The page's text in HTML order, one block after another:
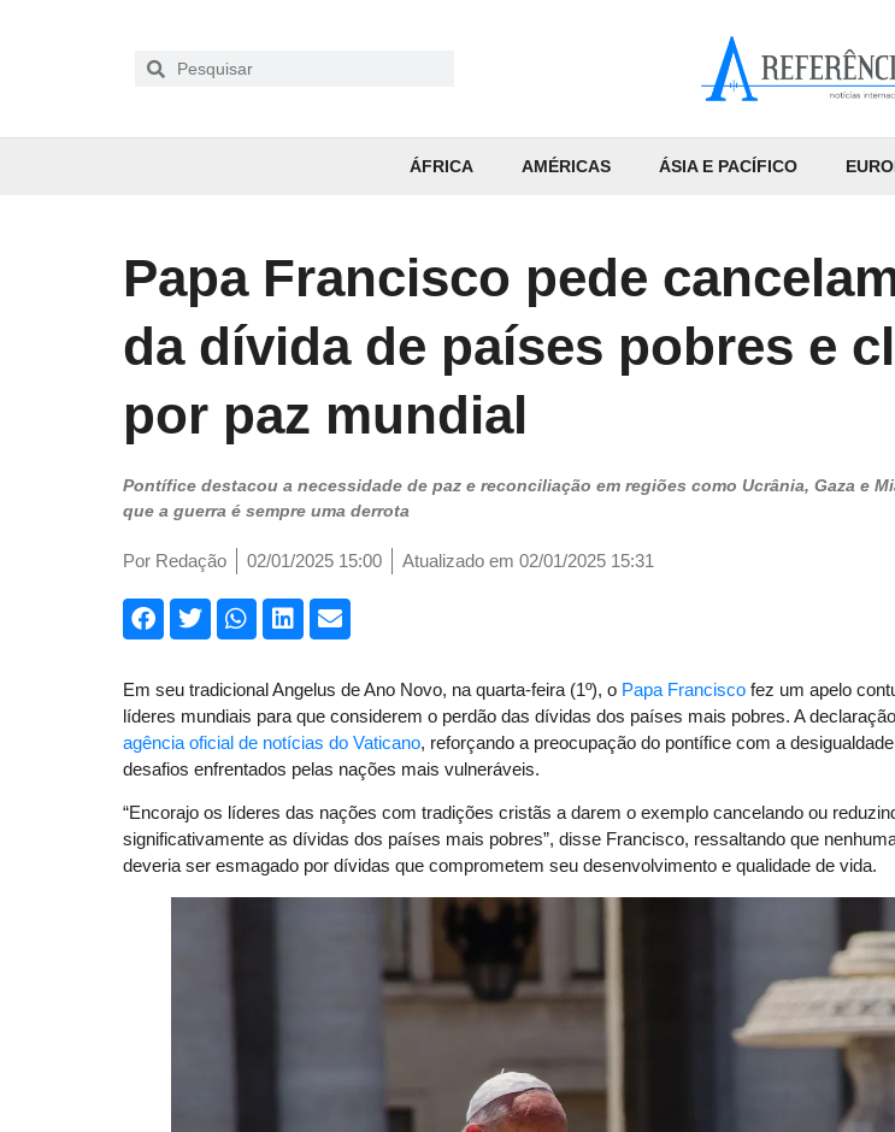
ÁFRICA AMÉRICAS ÁSIA E PACÍFICO
Papa Francisco pede
da dívida de países pobres e
por paz mundial
Pontífice destacou a necessidade de paz e reconciliação em regiões como Ucrânia, Gaza e
que a guerra é sempre uma derrota
Por Redação 02/01/2025 15:00 Atualizado em 02/01/2025 15:31
Em seu tradicional Angelus de Ano Novo, na quarta-feira (1º), o Papa Francisco fez um apelo
líderes mundiais para que considerem o perdão das dívidas dos países mais pobres. A
agência oficial de notícias do Vaticano, reforçando a preocupação do pontífice com a
desafios enfrentados pelas nações mais vulneráveis.
“Encorajo os líderes das nações com tradições cristãs a darem o exemplo cancelando ou
significativamente as dívidas dos países mais pobres”, disse Francisco, ressaltando que
deveria ser esmagado por dívidas que comprometem seu desenvolvimento e qualidade de vida.